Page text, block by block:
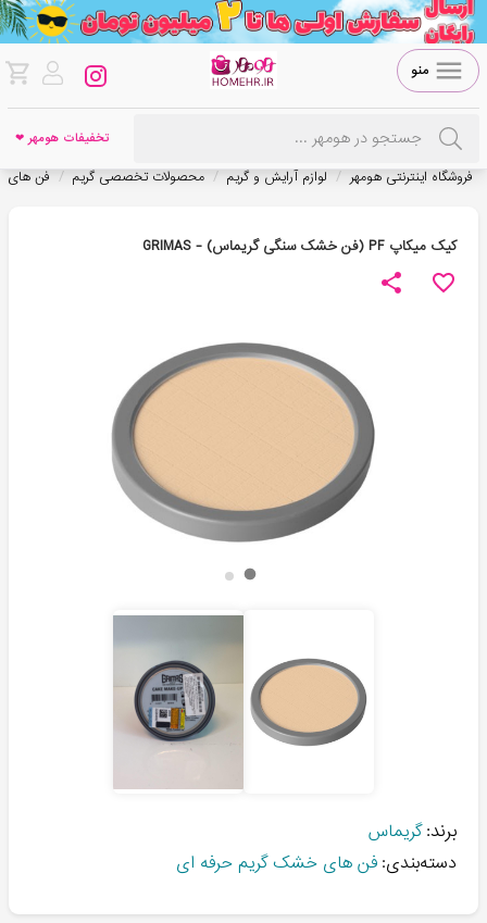
منو
تخفیفات هومهر ❤
فروشگاه اینترنتی هومهر / لوازم آرایش و گریم / محصولات تخصصی گریم / فن های
کیک میکاپ PF (فن خشک سنگی گریماس) - GRIMAS
برند: گریماس
دسته‌بندی: فن های خشک گریم حرفه ای